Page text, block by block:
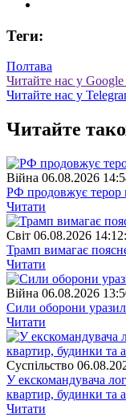
Теги:
Полтава
Читайте нас у
Читайте нас у
Читайте
Війна 06.08.2026
РФ продовжує терор
Читати
Свiт 06.08.2026
Трамп вимагає
Читати
Війна 06.08.2026
Сили оборони
Читати
Суспiльство
У екскомандувача
квартир, будинки та
Читати